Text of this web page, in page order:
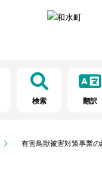
検索 翻訳
有害鳥獣被害対策事業の